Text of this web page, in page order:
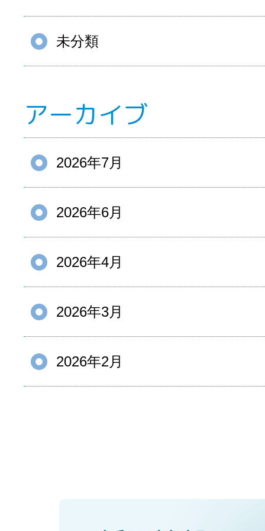
未分類
アーカイブ
2026年7月
2026年6月
2026年4月
2026年3月
2026年2月